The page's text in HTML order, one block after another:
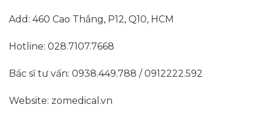
Add: 460 Cao Thắng, P12, Q10, HCM
Hotline: 028.7107.7668
Bác sĩ tư vấn: 0938.449.788 / 0912222.592
Website: zomedical.vn